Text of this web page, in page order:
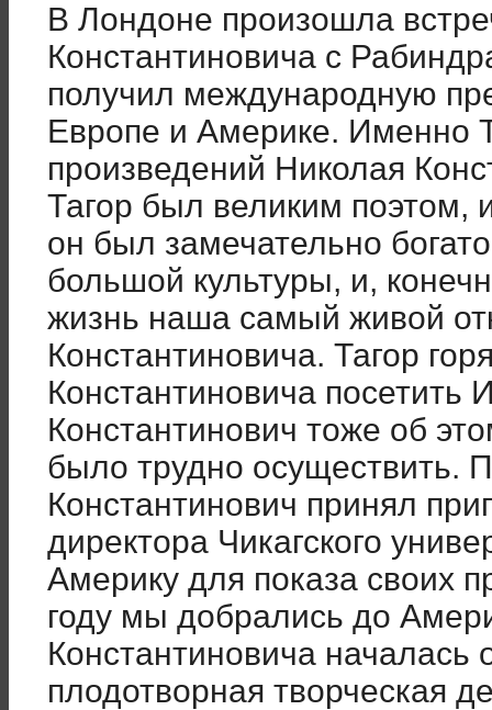
В Лондоне произошла
Константиновича с
получил международную
Европе и Америке. Именно
произведений Николая
Тагор был великим поэтом,
он был замечательно
большой культуры, и,
жизнь наша самый живой
Константиновича. Тагор
Константиновича посетить
Константинович тоже об
было трудно осуществить.
Константинович принял
директора Чикагского
Америку для показа своих
году мы добрались до
Константиновича началась
плодотворная творческая